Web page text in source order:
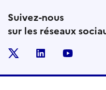
Suivez-nous
sur les réseaux
linkedin